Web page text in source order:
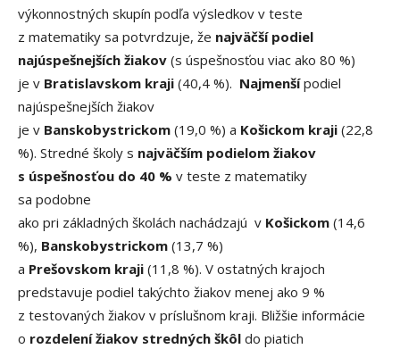
výkonnostných skupín podľa výsledkov v teste
z matematiky sa potvrdzuje, že najväčší podiel
najúspešnejších žiakov (s úspešnosťou viac ako 80 %)
je v Bratislavskom kraji (40,4 %). Najmenšípodiel
najúspešnejších žiakov
je v Banskobystrickom (19,0 %) a Košickom kraji (22,8
%). Stredné školy s najväčším podielom žiakov
s úspešnosťou do 40 % v teste z matematiky
sa podobne
ako pri základných školách nachádzajú v Košickom (14,6
%), Banskobystrickom (13,7 %)
a Prešovskom kraji (11,8 %). V ostatných krajoch
predstavuje podiel takýchto žiakov menej ako 9 %
z testovaných žiakov v príslušnom kraji. Bližšie informácie
o rozdelení žiakov stredných škôl do piatich